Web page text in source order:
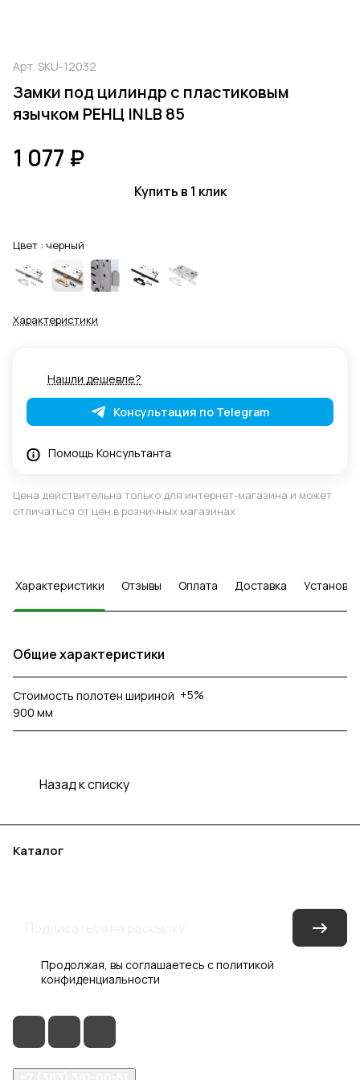
Арт. SKU-12032
Замки под цилиндр с пластиковым
язычком РЕНЦ INLB 85
1 077 ₽
Купить в 1 клик
Цвет : черный
Характеристики
Нашли дешевле?
Консультация по Telegram
Помощь Консультанта
Цена действительна только для интернет-магазина и может
отличаться от цен в розничных магазинах
Характеристики Отзывы Оплата Доставка Установка
Общие характеристики
Стоимость полотен шириной
900 мм
+5%
Назад к списку
Каталог
Продолжая, вы соглашаетесь сполитикой
конфиденциальности